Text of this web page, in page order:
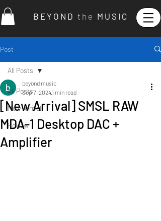
B E Y O N D t h e M U S I C
Post
All Posts
New Arrival
Review
All Posts
[New Arrival] SMSL RAW
MDA-1 Desktop DAC +
Amplifier
beyond music
Sep 7, 20241 min read